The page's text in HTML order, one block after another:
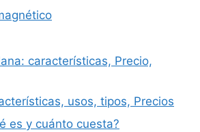
características, Precio,
usos, tipos, Precios
es y cuánto cuesta?